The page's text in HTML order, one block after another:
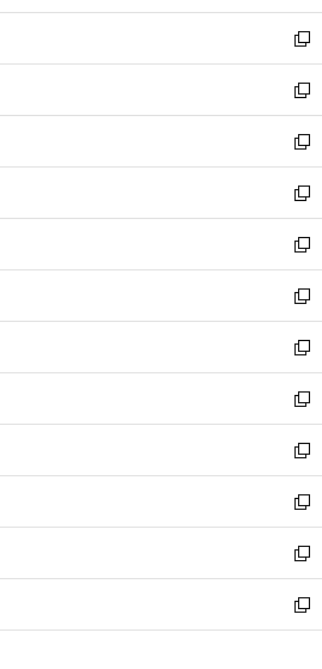
開
く
ウ
で
開
く
ン
ド
ウ
で
開
く
新
し
い
ウ
ィ
ン
ド
ウ
で
開
く
新
し
い
ウ
ィ
ン
ド
ウ
で
開
く
新
し
い
ウ
ィ
ン
ド
ウ
で
開
く
新
し
い
ウ
ィ
ン
ド
ウ
で
開
く
新
し
い
ウ
ィ
ン
ド
ウ
で
開
く
新
し
い
ウ
ィ
ン
ド
ウ
で
開
く
新
し
い
ウ
ィ
ン
ド
ウ
で
開
く
新
し
い
ウ
ィ
ン
ド
ウ
で
開
新
し
い
ウ
ィ
ン
ド
ウ
新
し
い
ウ
ィ
ン
新
し
い
ウ
新
し